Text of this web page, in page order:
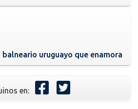
balneario uruguayo que enamora
en: